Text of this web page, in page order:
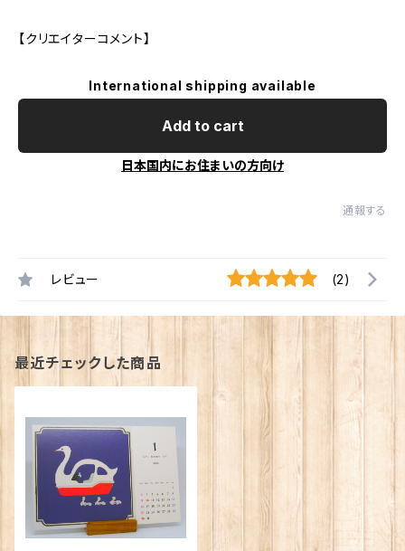
【クリエイターコメント】
International shipping available
Add to cart
日本国内にお住まいの方向け
通報する
レビュー (2)
最近チェックした商品